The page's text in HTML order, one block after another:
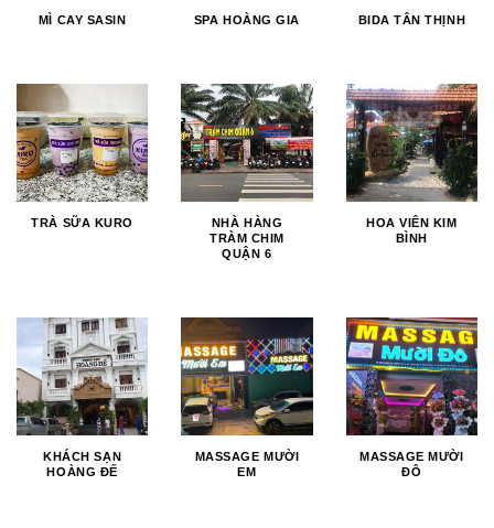
MÌ CAY SASIN SPA HOÀNG GIA BIDA TÂN THỊNH
TRÀ SỮA KURO
NHÀ HÀNG
TRÀM CHIM
QUẬN 6
HOA VIÊN KIM
BÌNH
KHÁCH SẠN
HOÀNG ĐẾ
MASSAGE MƯỜI
EM
MASSAGE MƯỜI
ĐÔ